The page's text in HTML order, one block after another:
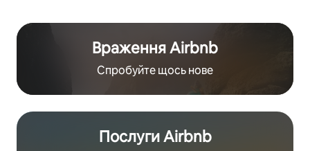
Враження Airbnb
Спробуйте щось нове
Послуги Airbnb